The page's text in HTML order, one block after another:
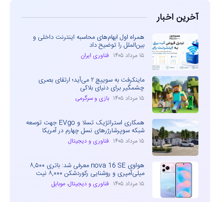
آخرین اخبار
همراه اول ابهام‌های محاسبه اینترنت داخلی و
بین‌الملل را توضیح داد
۱۵ مرداد ۱۴۰۵ فناوری ایران
ماینکرفت به سوییچ ۲ می‌آید؛ ارتقای بصری
چشمگیر برای دنیای بلاکی
۱۵ مرداد ۱۴۰۵ بازی و سرگرمی
همکاری استراتژیک تسلا و EVgo جهت توسعه
شبکه سوپرشارژرهای نسل چهارم در آمریکا
۱۵ مرداد ۱۴۰۵ فناوری و دیجیتال
هواوی nova 16 SE معرفی شد: باتری ۸,۵۰۰
میلی‌آمپری و روشنایی رکوردشکن ۸,۰۰۰ نیت
۱۵ مرداد ۱۴۰۵ فناوری و دیجیتال، موبایل